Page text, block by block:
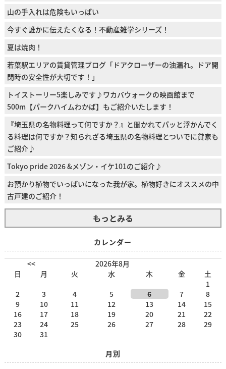
山の手入れは危険もいっぱい
今すぐ誰かに伝えたくなる！不動産雑学シリーズ！
夏は焼肉！
若葉駅エリアの賃貸管理ブログ「ドアクローザーの油漏れ。ドア開
閉時の安全性が大切です！」
トイストーリー5楽しみです♪ワカバウォークの映画館まで
500m【パークハイムわかば】もご紹介いたします！
『埼玉県の名物料理って何ですか？』と聞かれてパッと浮かんでく
る料理は何ですか？知られざる埼玉県の名物料理とついでに貸家も
ご紹介♪
Tokyo pride 2026 &メゾン・イケ101のご紹介♪
お預かり植物でいっぱいになった我が家。植物好きにオススメの中
古戸建のご紹介！
もっとみる
カレンダー
<<
2026年8月
日
月 火 水 木 金
土
1
2
3 4 5 6 7
8
9
10 11 12 13 14
15
16
17 18 19 20 21
22
23
24 25 26 27 28
29
30
31
月別